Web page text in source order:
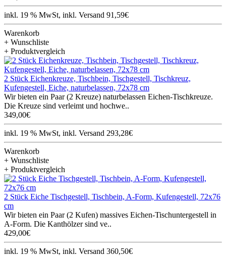
inkl. 19 % MwSt, inkl. Versand 91,59€
Warenkorb
+ Wunschliste
+ Produktvergleich
2 Stück Eichenkreuze, Tischbein, Tischgestell, Tischkreuz,
Kufengestell, Eiche, naturbelassen, 72x78 cm
Wir bieten ein Paar (2 Kreuze) naturbelassen Eichen-Tischkreuze.
Die Kreuze sind verleimt und hochwe..
349,00€
inkl. 19 % MwSt, inkl. Versand 293,28€
Warenkorb
+ Wunschliste
+ Produktvergleich
2 Stück Eiche Tischgestell, Tischbein, A-Form, Kufengestell, 72x76
cm
Wir bieten ein Paar (2 Kufen) massives Eichen-Tischuntergestell in
A-Form. Die Kanthölzer sind ve..
429,00€
inkl. 19 % MwSt, inkl. Versand 360,50€